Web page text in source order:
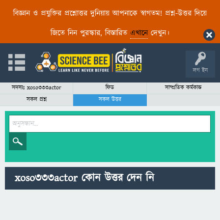
বিজ্ঞান ও প্রযুক্তির প্রশ্নোত্তর দুনিয়ায় আপনাকে স্বাগতম! প্রশ্ন-উত্তর দিয়ে
জিতে নিন পুরস্কার, বিস্তারিত এখানেদেখুন।
লগ ইন
সদস্যঃ xoso333actor ফিড
সাম্প্রতিক কর্মকান্ড
সকল প্রশ্ন
সকল উত্তর
xoso333actor কোন উত্তর দেন নি